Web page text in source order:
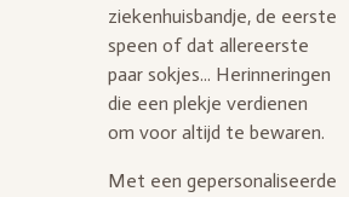
ziekenhuisbandje, de eerste
speen of dat allereerste
paar sokjes... Herinneringen
die een plekje verdienen
om voor altijd te bewaren.
Met een gepersonaliseerde